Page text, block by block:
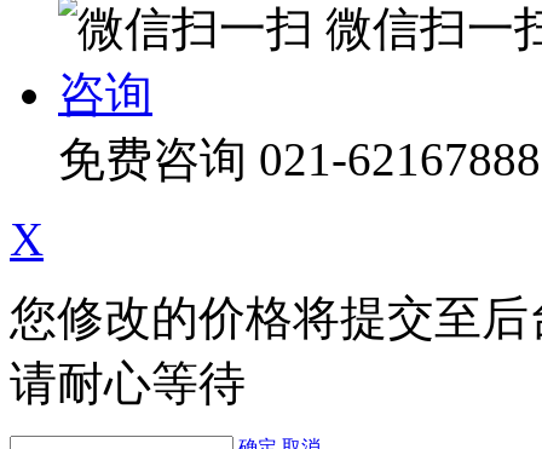
微信扫一
咨询
免费咨询 021-62167888
X
您修改的价格将提交至
请耐心等待